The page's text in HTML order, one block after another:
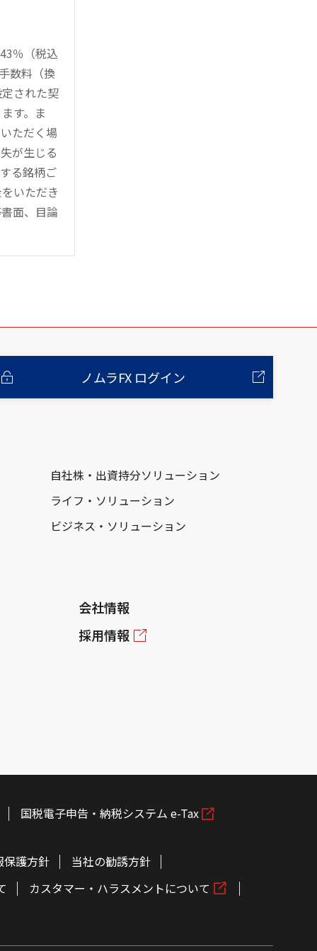
％（税込
数料（換
された契
す。ま
ただく場
が生じる
る銘柄ご
いただき
面、目論
ノムラFX ログイン
自社株・出資持分ソリューション
ライフ・ソリューション
ビジネス・ソリューション
会社情報
採用情報
国税電子申告・納税システム e-Tax
保護方針
当社の勧誘方針
カスタマー・ハラスメントについて